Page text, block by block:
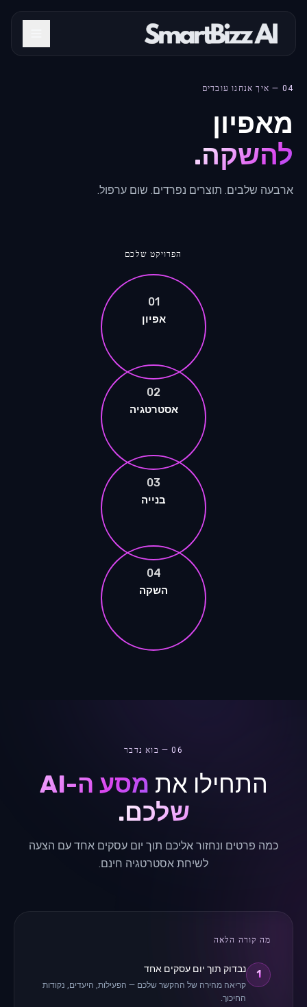
04 — איך אנחנו עובדים
מאפיון
להשקה.
ארבעה שלבים. תוצרים נפרדים. שום ערפול.
הפרויקט שלכם
01
אפיון
02
אסטרטגיה
03
בנייה
04
השקה
06 — בוא נדבר
התחילו את
מסע ה-AI
שלכם.
כמה פרטים ונחזור אליכם תוך יום עסקים אחד עם הצעה
לשיחת אסטרטגיה חינם.
מה קורה הלאה
1 נבדוק תוך יום עסקים אחד
קריאה מהירה של ההקשר שלכם — הפעילות, היעדים, נקודות
החיכוך.